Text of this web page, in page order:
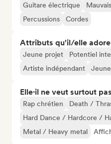
Guitare électrique
Percussions
Cordes
Attributs qu'il/elle adore
Jeune projet
Potentiel
Artiste indépendant
Elle·il ne veut surtout
Rap chrétien Death /
Hard Dance / Hardcore /
Metal / Heavy metal